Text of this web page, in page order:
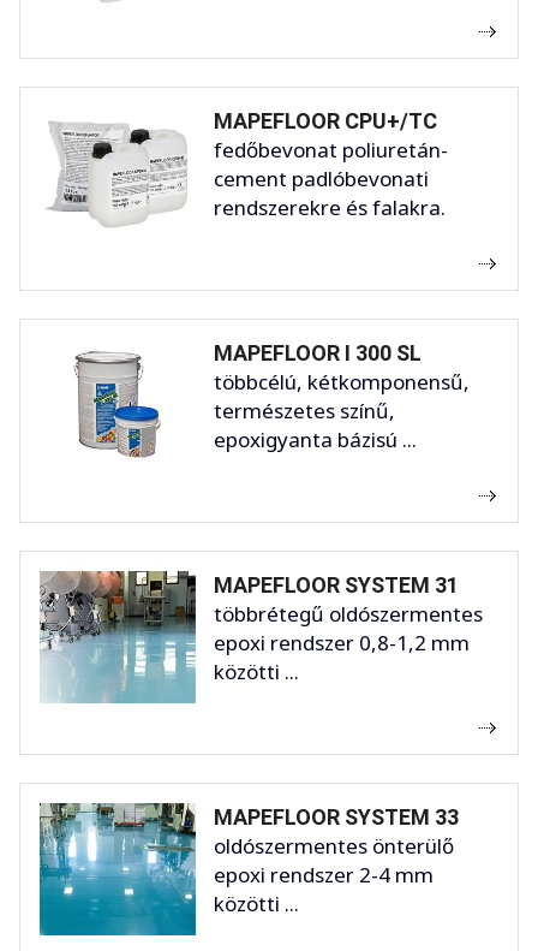
MAPEFLOOR CPU+/TC
fedőbevonat poliuretán-
cement padlóbevonati
rendszerekre és falakra.
MAPEFLOOR I 300 SL
többcélú, kétkomponensű,
természetes színű,
epoxigyanta bázisú ...
MAPEFLOOR SYSTEM 31
többrétegű oldószermentes
epoxi rendszer 0,8-1,2 mm
közötti ...
MAPEFLOOR SYSTEM 33
oldószermentes önterülő
epoxi rendszer 2-4 mm
közötti ...